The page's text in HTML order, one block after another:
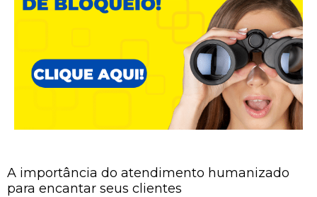
A importância do atendimento humanizado
para encantar seus clientes